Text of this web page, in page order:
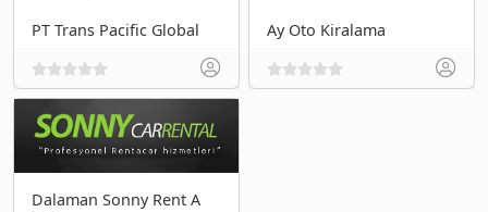
PT Trans Pacific Global Ay Oto Kiralama
Dalaman Sonny Rent A